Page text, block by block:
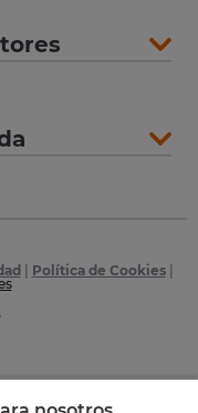
Política de Cookies|